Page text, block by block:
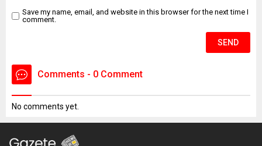
Save my name, email, and website in this browser for the next time I
comment.
Comments - 0 Comment
No comments yet.